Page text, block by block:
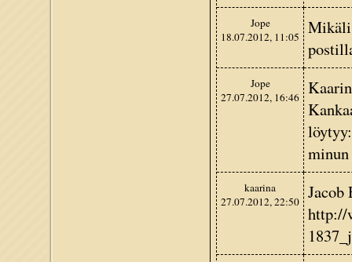
Jope
18.07.2012, 11:05
Mikäli
Jope
27.07.2012, 16:46
minun
kaarina
27.07.2012, 22:50
Jacob
http://